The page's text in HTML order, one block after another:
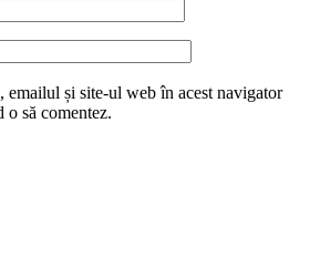
emailul și site-ul web în acest navigator
o să comentez.